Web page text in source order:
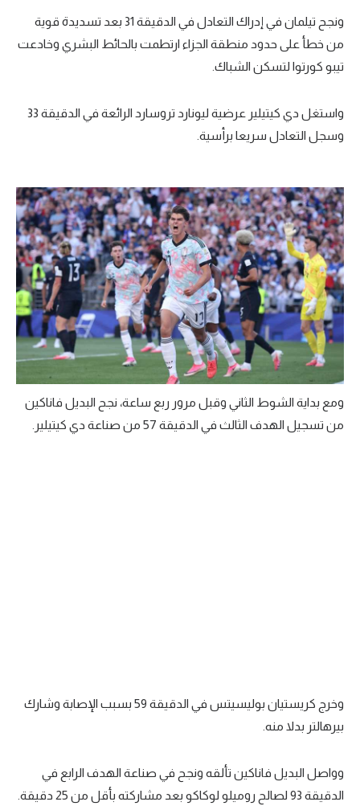
ونجح تيلمان في إدراك التعادل في الدقيقة 31 بعد تسديدة قوية
من خطأ على حدود منطقة الجزاء ارتطمت بالحائط البشري وخادعت
تيبو كورتوا لتسكن الشباك.
واستغل دي كيتيلير عرضية ليونارد تروسارد الرائعة في الدقيقة 33
وسجل التعادل سريعا برأسية.
ومع بداية الشوط الثاني وقبل مرور ربع ساعة، نجح البديل فاناكين
من تسجيل الهدف الثالث في الدقيقة 57 من صناعة دي كيتيلير.
وخرج كريستيان بوليسيتس في الدقيقة 59 بسبب الإصابة وشارك
بيرهالتر بدلا منه.
وواصل البديل فاناكين تألقه ونجح في صناعة الهدف الرابع في
الدقيقة 93 لصالح روميلو لوكاكو بعد مشاركته بأقل من 25 دقيقة.